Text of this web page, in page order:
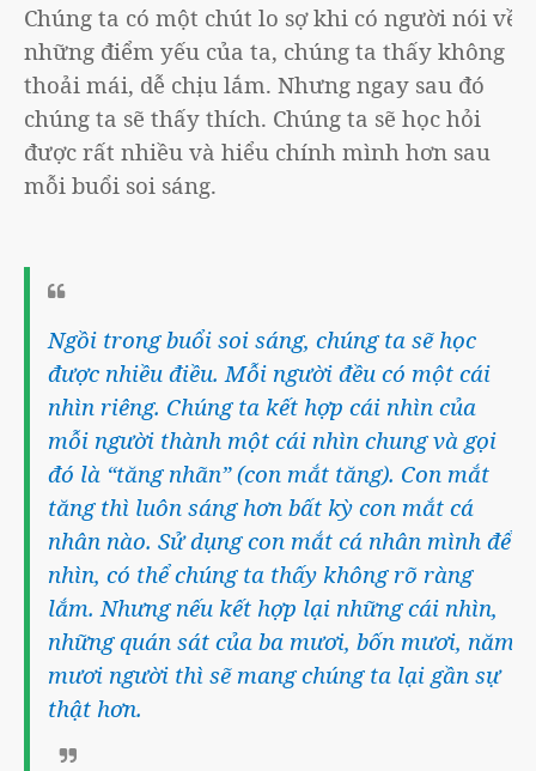
Chúng ta có một chút lo sợ khi có người nói về
những điểm yếu của ta, chúng ta thấy không
thoải mái, dễ chịu lắm. Nhưng ngay sau đó
chúng ta sẽ thấy thích. Chúng ta sẽ học hỏi
được rất nhiều và hiểu chính mình hơn sau
mỗi buổi soi sáng.
Ngồi trong buổi soi sáng, chúng ta sẽ học
được nhiều điều. Mỗi người đều có một cái
nhìn riêng. Chúng ta kết hợp cái nhìn của
mỗi người thành một cái nhìn chung và gọi
đó là “tăng nhãn” (con mắt tăng). Con mắt
tăng thì luôn sáng hơn bất kỳ con mắt cá
nhân nào. Sử dụng con mắt cá nhân mình để
nhìn, có thể chúng ta thấy không rõ ràng
lắm. Nhưng nếu kết hợp lại những cái nhìn,
những quán sát của ba mươi, bốn mươi, năm
mươi người thì sẽ mang chúng ta lại gần sự
thật hơn.